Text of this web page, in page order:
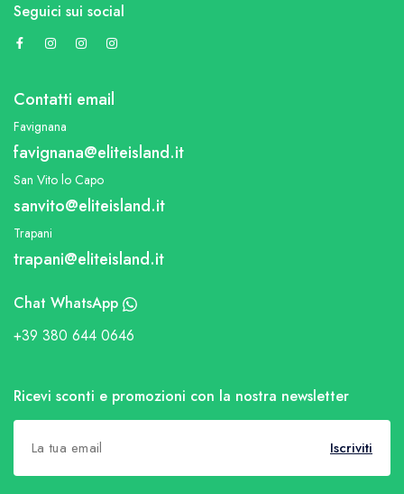
Seguici sui social
Contatti email
Favignana
favignana@eliteisland.it
San Vito lo Capo
sanvito@eliteisland.it
Trapani
trapani@eliteisland.it
Chat WhatsApp
+39 380 644 0646
Ricevi sconti e promozioni con la nostra newsletter
Iscriviti